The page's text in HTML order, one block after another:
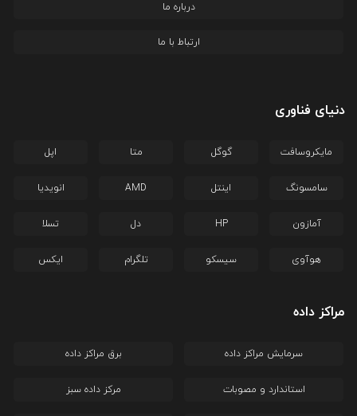
درباره ما
ارتباط با ما
دنیای فناوری
مایکروسافت گوگل متا اپل
سامسونگ اینتل AMD انویدیا
آمازون HP دل تسلا
هوآوی سیسکو تلگرام ایکس
مراکز داده
سرمایش مراکز داده برق مراکز داده
استاندارد و مصوبات مرکز داده سبز